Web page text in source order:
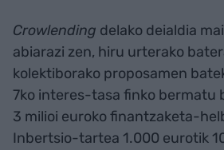
Crowlending delako deialdia
abiarazi zen, hiru urterako
kolektiborako proposamen
7ko interes-tasa finko bermatu
3 milioi euroko finantzaketa-
Inbertsio-tartea 1.000 eurotik